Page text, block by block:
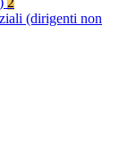
(dirigenti non